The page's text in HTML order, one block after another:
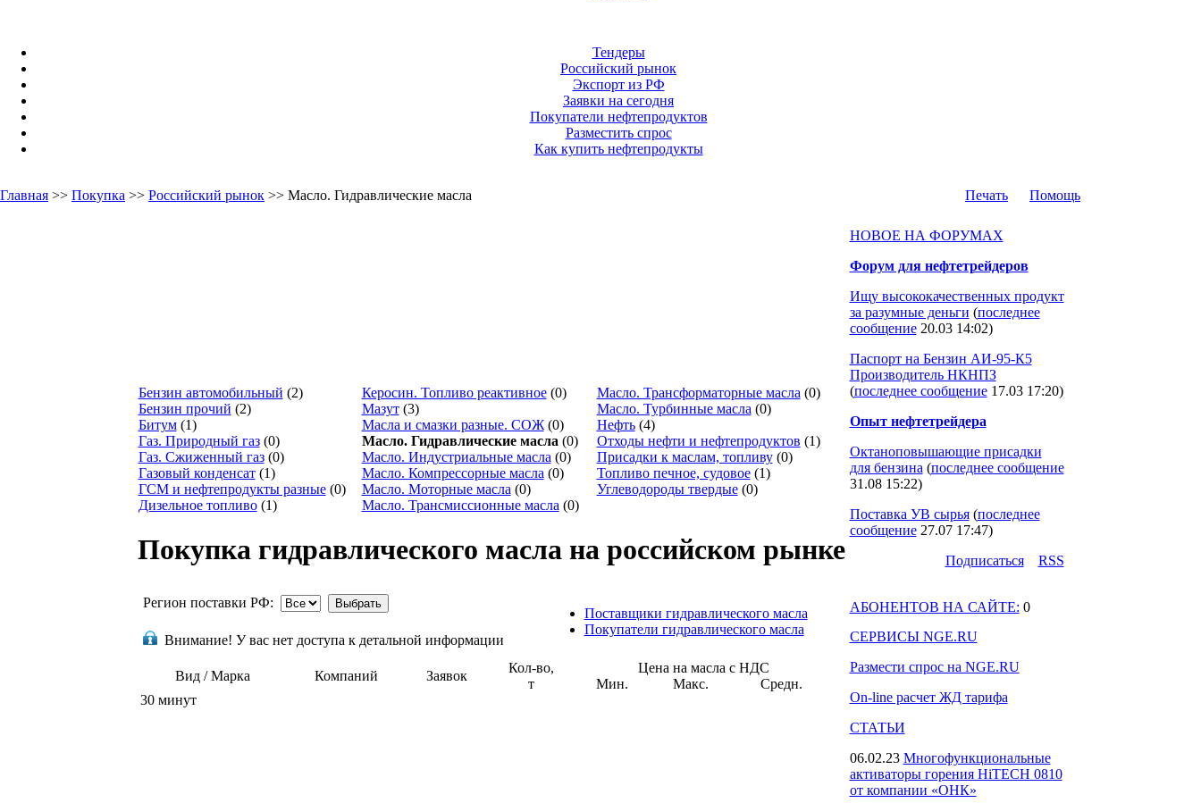
Тендеры
Российский рынок
Экспорт из РФ
Заявки на сегодня
Покупатели нефтепродуктов
Разместить спрос
Как купить нефтепродукты
Главная >> Покупка >> Российский рынок >> Масло. Гидравлические масла Печать Помощь
Бензин автомобильный (2)
Бензин прочий (2)
Битум(1)
Газ. Природный газ(0)
Газ. Сжиженный газ(0)
Газовый конденсат(1)
ГСМ и нефтепродукты разные(0)
Дизельное топливо(1)
Керосин. Топливо реактивное(0)
Мазут(3)
Масла и смазки разные. СОЖ(0)
Масло. Гидравлические масла (0)
Масло. Индустриальные масла (0)
Масло. Компрессорные масла (0)
Масло. Моторные масла (0)
Масло. Трансмиссионные масла (0)
Масло. Трансформаторные масла (0)
Масло. Турбинные масла (0)
Нефть(4)
Отходы нефти и нефтепродуктов (1)
Присадки к маслам, топливу(0)
Топливо печное, судовое(1)
Углеводороды твердые(0)
Покупка гидравлического масла на российском рынке
Регион поставки РФ:
Поставщики гидравлического масла
Покупатели гидравлического масла
Внимание! У вас нет доступа к детальной информации
Вид / Марка Компаний Заявок
Кол-во,
т
Цена на масла с НДС
Мин.
Макс.
Средн.
30 минут
НОВОЕ НА ФОРУМАХ
Форум для нефтетрейдеров
Ищу высококачественных продукт
за разумные деньги (последнее
сообщение 20.03 14:02)
Паспорт на Бензин АИ-95-К5
Производитель НКНПЗ
(последнее сообщение 17.03 17:20)
Опыт нефтетрейдера
Октаноповышающие присадки
для бензина (последнее сообщение
31.08 15:22)
Поставка УВ сырья(последнее
сообщение 27.07 17:47)
Подпиcаться
RSS
АБОНЕНТОВ НА САЙТЕ: 0
СЕРВИСЫ NGE.RU
Размести спрос на NGE.RU
On-line расчет ЖД тарифа
СТАТЬИ
06.02.23 Многофункциональные
активаторы горения HiTECH 0810
от компании «ОНК»